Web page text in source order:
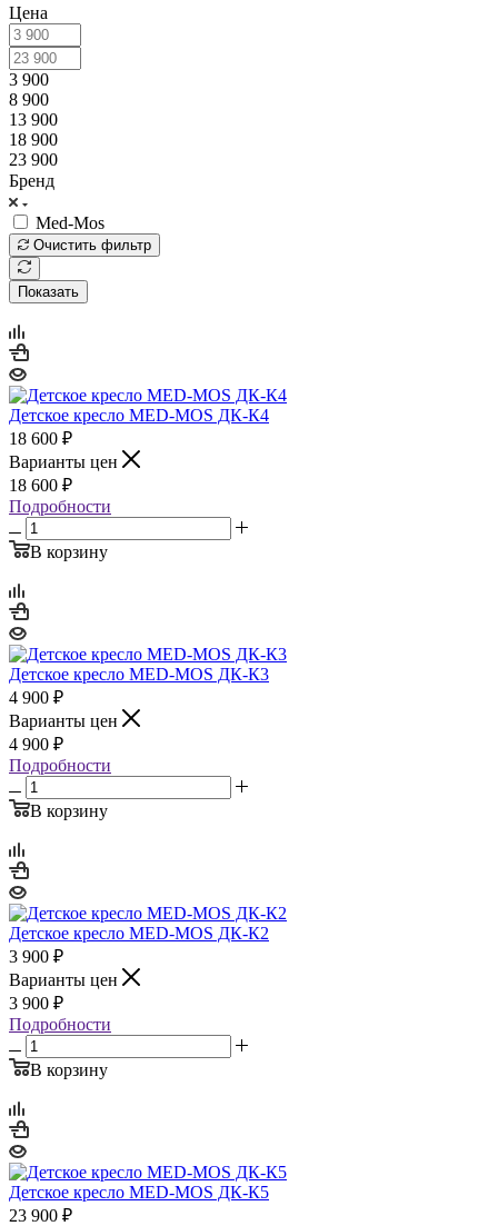
Цена
3 900
8 900
13 900
18 900
23 900
Бренд
Med-Mos
Очистить фильтр
Показать
Детское кресло MED-MOS ДК-К4
18 600 ₽
Варианты цен
18 600 ₽
Подробности
В корзину
Детское кресло MED-MOS ДК-К3
4 900 ₽
Варианты цен
4 900 ₽
Подробности
В корзину
Детское кресло MED-MOS ДК-К2
3 900 ₽
Варианты цен
3 900 ₽
Подробности
В корзину
Детское кресло MED-MOS ДК-К5
23 900 ₽